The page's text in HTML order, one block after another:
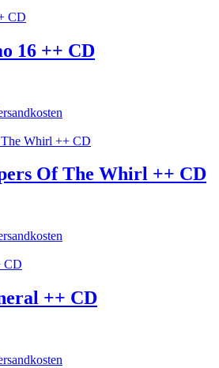
16 ++ CD
Of The Whirl ++ CD
++ CD